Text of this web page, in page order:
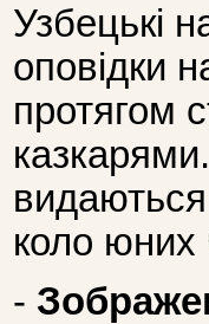
Узбецькі
оповідки
протягом
коло юних
-